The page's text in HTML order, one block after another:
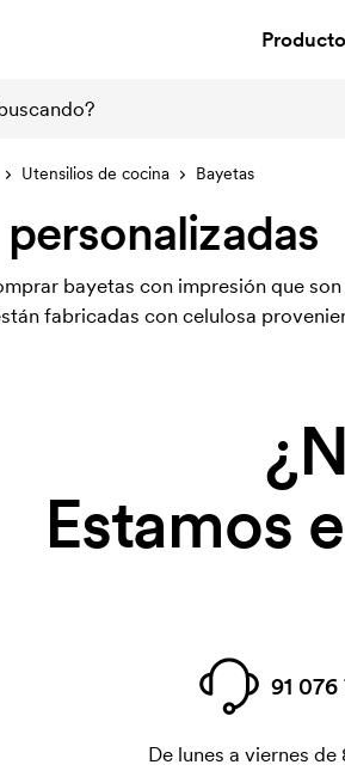
Utensilios de cocina Bayetas
bayetas con impresión que
fabricadas con celulosa
Estamos
91
De lunes a viernes de